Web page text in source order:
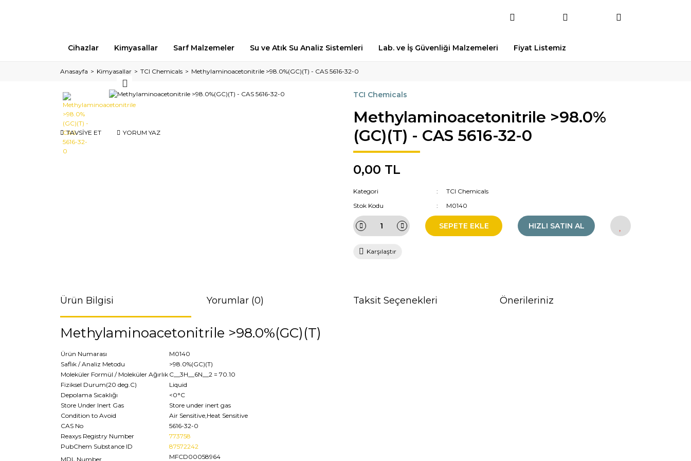
Cihazlar Kimyasallar Sarf Malzemeler Su ve Atık Su Analiz Sistemleri Lab. ve İş Güvenliği Malzemeleri Fiyat Listemiz
Anasayfa Kimyasallar TCI Chemicals Methylaminoacetonitrile >98.0%(GC)(T) - CAS 5616-32-0
TAVSİYE ET YORUM YAZ
TCI Chemicals
Methylaminoacetonitrile >98.0%
(GC)(T) - CAS 5616-32-0
0,00 TL
Kategori
TCI Chemicals
Stok Kodu
M0140
SEPETE EKLE HIZLI SATIN AL
Karşılaştır
Ürün Bilgisi Yorumlar (0) Taksit Seçenekleri Önerileriniz
Methylaminoacetonitrile >98.0%(GC)(T)
Ürün Numarası
M0140
Saflık / Analiz Metodu
>98.0%(GC)(T)
Moleküler Formül / Moleküler Ağırlık C__3H__6N__2 = 70.10
Fiziksel Durum(20 deg.C)
Liquid
Depolama Sıcaklığı
<0°C
Store Under Inert Gas
Store under inert gas
Condition to Avoid
Air Sensitive,Heat Sensitive
CAS No
5616-32-0
Reaxys Registry Number
773758
PubChem Substance ID
87572242
MDL Number
MFCD00058964